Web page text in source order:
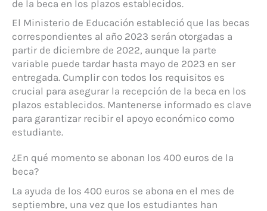
de la beca en los plazos establecidos.
El Ministerio de Educación estableció que las becas
correspondientes al año 2023 serán otorgadas a
partir de diciembre de 2022, aunque la parte
variable puede tardar hasta mayo de 2023 en ser
entregada. Cumplir con todos los requisitos es
crucial para asegurar la recepción de la beca en los
plazos establecidos. Mantenerse informado es clave
para garantizar recibir el apoyo económico como
estudiante.
¿En qué momento se abonan los 400 euros de la
beca?
La ayuda de los 400 euros se abona en el mes de
septiembre, una vez que los estudiantes han